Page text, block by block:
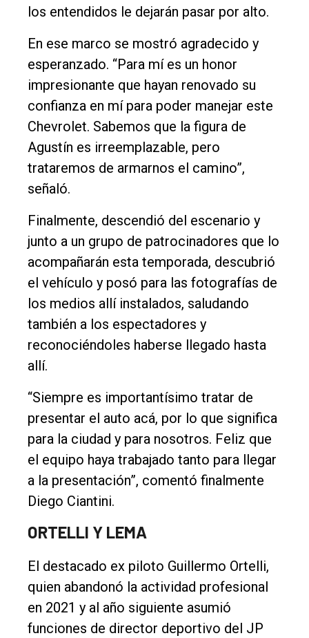
los entendidos le dejarán pasar por alto.
En ese marco se mostró agradecido y
esperanzado. “Para mí es un honor
impresionante que hayan renovado su
confianza en mí para poder manejar este
Chevrolet. Sabemos que la figura de
Agustín es irreemplazable, pero
trataremos de armarnos el camino”,
señaló.
Finalmente, descendió del escenario y
junto a un grupo de patrocinadores que lo
acompañarán esta temporada, descubrió
el vehículo y posó para las fotografías de
los medios allí instalados, saludando
también a los espectadores y
reconociéndoles haberse llegado hasta
allí.
“Siempre es importantísimo tratar de
presentar el auto acá, por lo que significa
para la ciudad y para nosotros. Feliz que
el equipo haya trabajado tanto para llegar
a la presentación”, comentó finalmente
Diego Ciantini.
ORTELLI Y LEMA
El destacado ex piloto Guillermo Ortelli,
quien abandonó la actividad profesional
en 2021 y al año siguiente asumió
funciones de director deportivo del JP